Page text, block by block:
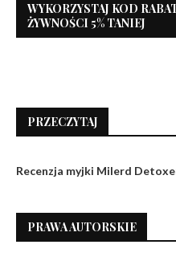
WYKORZYSTAJ KOD
ŻYWNOŚCI 5% TANIEJ
PRZECZYTAJ
Recenzja myjki Milerd
PRAWA AUTORSKIE